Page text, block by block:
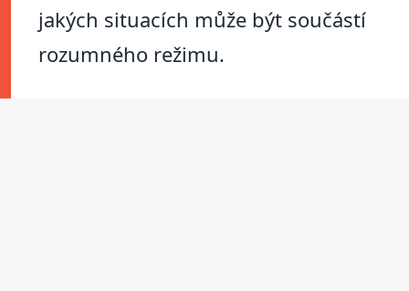
jakých situacích může být součástí
rozumného režimu.